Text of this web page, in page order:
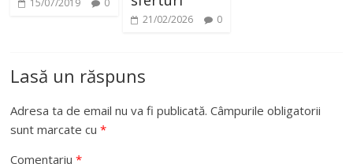
21/02/2026 0
Lasă un răspuns
Adresa ta de email nu va fi publicată. Câmpurile obligatorii
sunt marcate cu*
Comentariu*